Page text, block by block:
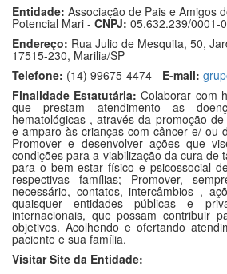
Entidade: Associação de Pais e Amigos
Potencial Mari - CNPJ: 05.632.239/0001-
Endereço: Rua Julio de Mesquita, 50,
17515-230, Marilia/SP
Telefone: (14) 99675-4474 - E-mail:
Finalidade Estatutária: Colaborar com
que prestam atendimento as
hematológicas , através da promoção
e amparo às crianças com câncer e/ ou
Promover e desenvolver ações que
condições para a viabilização da cura de
para o bem estar físico e psicossocial
respectivas famílias; Promover,
necessário, contatos, intercâmbios ,
quaisquer entidades públicas e
internacionais, que possam contribuir
objetivos. Acolhendo e ofertando
paciente e sua família.
Visitar Site da Entidade: